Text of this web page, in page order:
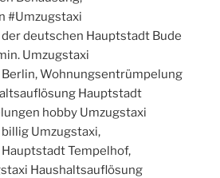
#Umzugstaxi
deutschen Hauptstadt Bude
Umzugstaxi
Wohnungsentrümpelung
Hauptstadt
hobby Umzugstaxi
Umzugstaxi,
Tempelhof,
Haushaltsauflösung